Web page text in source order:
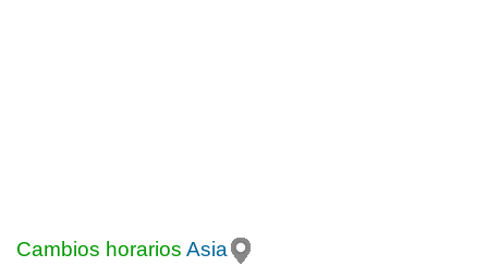
Cambios horarios Asia